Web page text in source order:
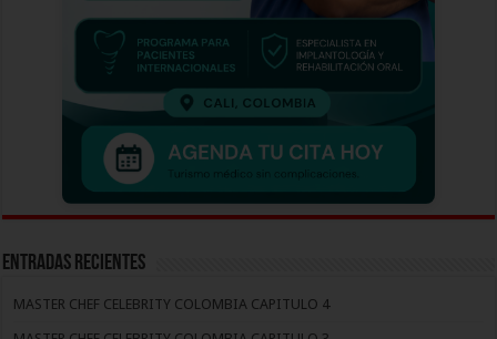
Entradas recientes
MASTER CHEF CELEBRITY COLOMBIA CAPITULO 4